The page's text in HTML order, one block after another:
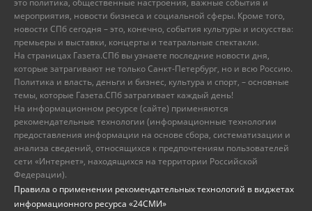
мероприятия, новости бизнеса и социальной сферы. Кроме того,
новости СПб сегодня – это, конечно, события культуры и искусства:
премьеры и выставки, концерты и театральные спектакли.
На страницах Газета.СПб вы узнаете последние новости дня,
которые затрагивают не только Санкт-Петербург, но и всю Россию.
Политика и власть, деньги и бизнес, культура и спорт, – основные
темы, которые Газета.СПб затрагивает каждый день!
На информационном ресурсе (сайте) применяются
рекомендательные технологии (информационные технологии
предоставления информации на основе сбора, систематизации и
анализа сведений, относящихся к предпочтениям пользователей
сети «Интернет», находящихся на территории Российской
Федерации).
Правила о применении рекомендательных технологий в виджетах
информационного ресурса «24СМИ»